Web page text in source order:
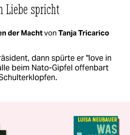
Liebe spricht
der Machtvon Tanja Tricarico
dann spürte er "love in
beim Nato-Gipfel offenbart